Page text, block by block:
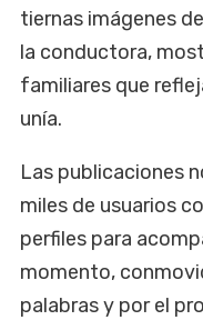
tiernas imágenes
la conductora,
familiares que
unía.
Las publicaciones
miles de usuarios
perfiles para
momento,
palabras y por el